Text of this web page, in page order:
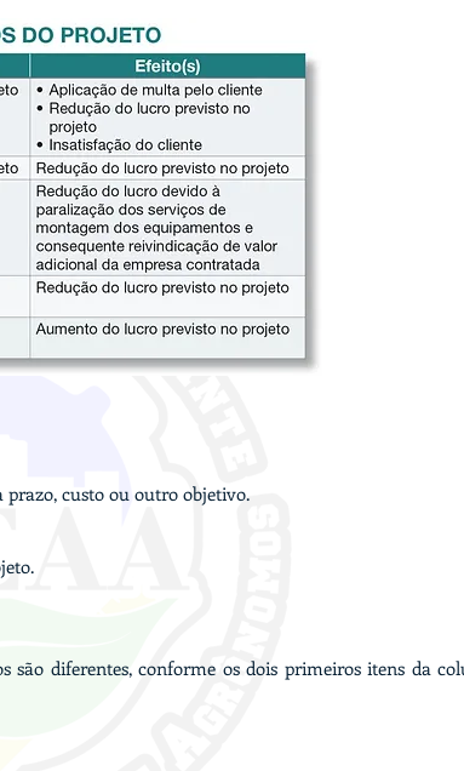
prazo, custo ou outro objetivo.
são diferentes, conforme os dois primeiros itens da